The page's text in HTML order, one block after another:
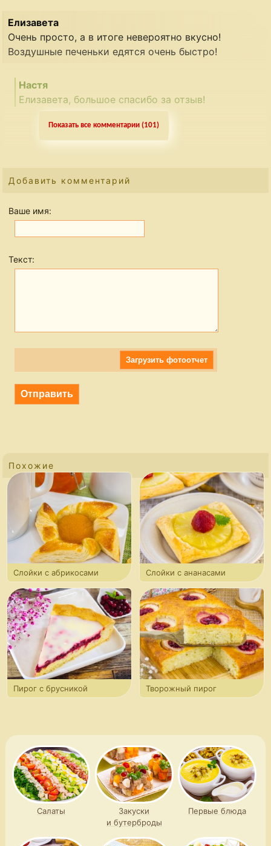
Елизавета
Очень просто, а в итоге невероятно вкусно!
Воздушные печеньки едятся очень быстро!
Настя
Елизавета, большое спасибо за отзыв!
Показать все комментарии (101)
Добавить комментарий
Ваше имя:
Текст:
Загрузить фотоотчет
Похожие
Слойки с абрикосами Слойки с ананасами
Пирог с брусникой
Творожный пирог
Салаты
Закуски
и бутерброды
Первые блюда